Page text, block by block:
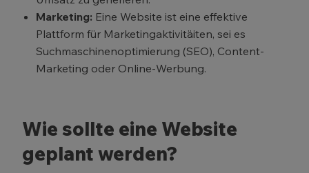
Marketing: Eine Website ist eine effektive
Plattform für Marketingaktivitäiten, sei es
Suchmaschinenoptimierung (SEO), Content-
Marketing oder Online-Werbung.
Wie sollte eine Website
geplant werden?